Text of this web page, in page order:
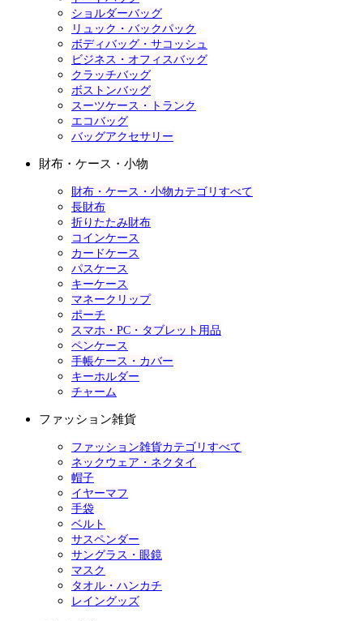
ショルダーバッグ
リュック・バックパック
ボディバッグ・サコッシュ
ビジネス・オフィスバッグ
クラッチバッグ
ボストンバッグ
スーツケース・トランク
エコバッグ
バッグアクセサリー
財布・ケース・小物
財布・ケース・小物カテゴリすべて
長財布
折りたたみ財布
コインケース
カードケース
パスケース
キーケース
マネークリップ
ポーチ
スマホ・PC・タブレット用品
ペンケース
手帳ケース・カバー
キーホルダー
チャーム
ファッション雑貨
ファッション雑貨カテゴリすべて
ネックウェア・ネクタイ
帽子
イヤーマフ
手袋
ベルト
サスペンダー
サングラス・眼鏡
マスク
タオル・ハンカチ
レイングッズ